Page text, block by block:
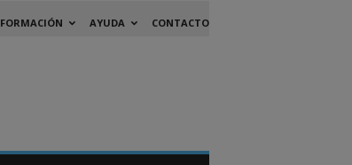
FORMACIÓN AYUDA CONTACTO